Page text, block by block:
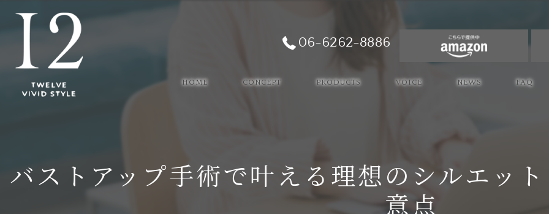
06-6262-8886
HOME CONCEPT PRODUCTS VOICE NEWS FAQ
バストアップ手術で叶える理想のシルエッ
意点